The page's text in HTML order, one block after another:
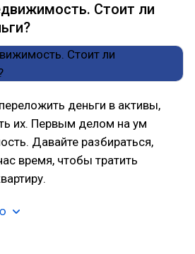
Стоит ли
деньги в активы,
их. Первым делом на ум
Давайте разбираться,
время, чтобы тратить